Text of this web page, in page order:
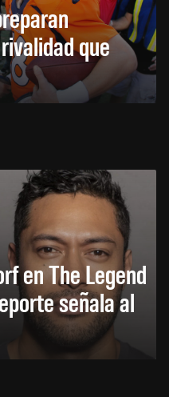
que
en The Legend
señala al